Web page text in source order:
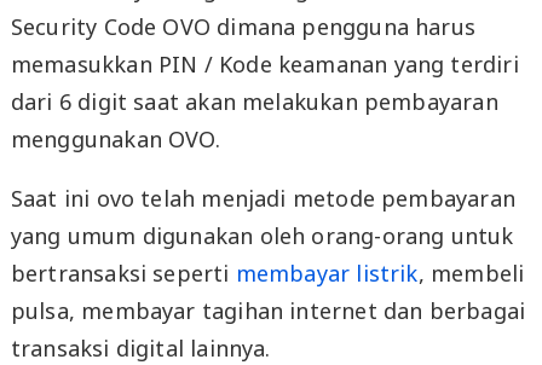
Security Code OVO dimana pengguna harus
memasukkan PIN / Kode keamanan yang terdiri
dari 6 digit saat akan melakukan pembayaran
menggunakan OVO.
Saat ini ovo telah menjadi metode pembayaran
yang umum digunakan oleh orang-orang untuk
bertransaksi seperti membayar listrik, membeli
pulsa, membayar tagihan internet dan berbagai
transaksi digital lainnya.